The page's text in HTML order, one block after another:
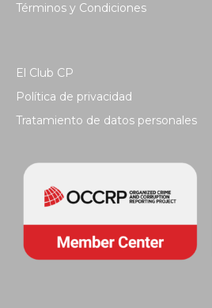
Términos y Condiciones
El Club CP
Política de privacidad
Tratamiento de datos personales